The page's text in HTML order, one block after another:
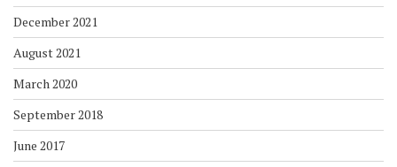
December 2021
August 2021
March 2020
September 2018
June 2017